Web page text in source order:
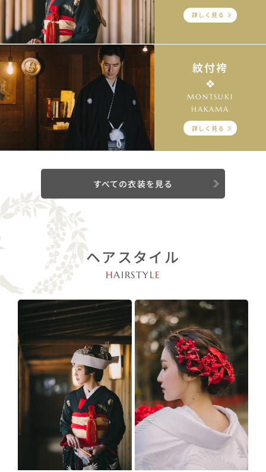
詳しく見る
紋付袴
MONTSUKI
HAKAMA
詳しく見る
すべての衣装を見る
ヘアスタイル
HAIRSTYLE